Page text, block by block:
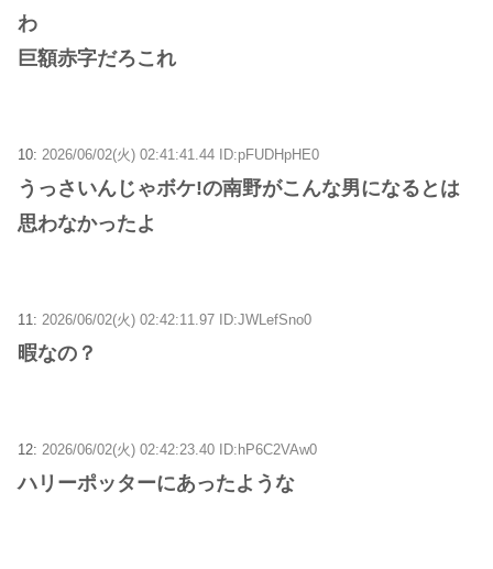
わ
巨額赤字だろこれ
10: 2026/06/02(火) 02:41:41.44 ID:pFUDHpHE0
うっさいんじゃボケ!の南野がこんな男になるとは
思わなかったよ
11: 2026/06/02(火) 02:42:11.97 ID:JWLefSno0
暇なの？
12: 2026/06/02(火) 02:42:23.40 ID:hP6C2VAw0
ハリーポッターにあったような